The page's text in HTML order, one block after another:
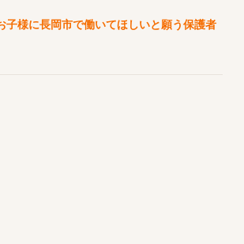
様に長岡市で働いてほしいと願う保護者